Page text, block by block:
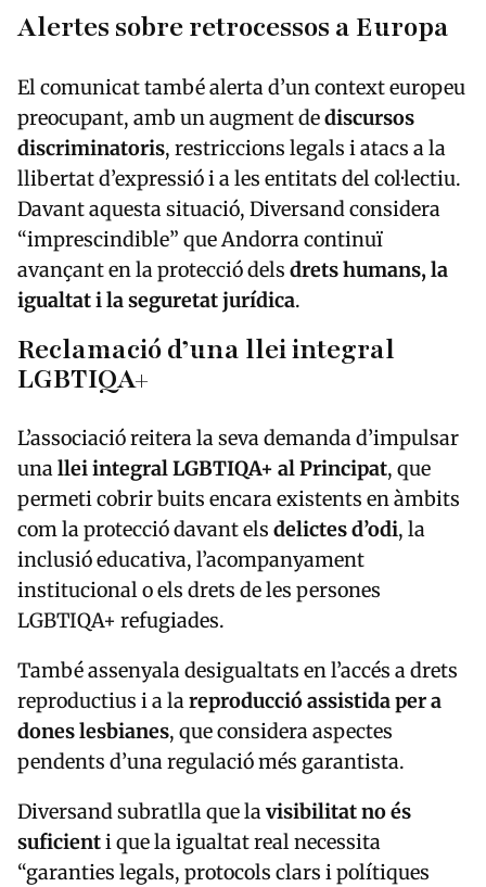
Alertes sobre retrocessos a Europa
El comunicat també alerta d’un context europeu
preocupant, amb un augment dediscursos
discriminatoris, restriccions legals i atacs a la
llibertat d’expressió i a les entitats del col·lectiu.
Davant aquesta situació, Diversand considera
“imprescindible” que Andorra continuï
avançant en la protecció dels drets humans, la
igualtat i la seguretat jurídica.
Reclamació d’una llei integral
LGBTIQA+
L’associació reitera la seva demanda d’impulsar
unallei integral LGBTIQA+ al Principat, que
permeti cobrir buits encara existents en àmbits
com la protecció davant els delictes d’odi, la
inclusió educativa, l’acompanyament
institucional o els drets de les persones
LGBTIQA+ refugiades.
També assenyala desigualtats en l’accés a drets
reproductius i a lareproducció assistida per a
dones lesbianes, que considera aspectes
pendents d’una regulació més garantista.
Diversand subratlla que lavisibilitat no és
suficienti que la igualtat real necessita
“garanties legals, protocols clars i polítiques